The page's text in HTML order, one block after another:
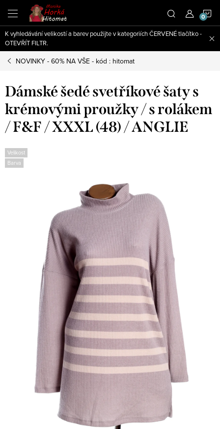
obsah
K vyhledávání velikostí a barev použijte v kategoriích ČERVENÉ tlačítko -
OTEVŘÍT FILTR.
NOVINKY - 60% NA VŠE - kód : hitomat
Dámské šedé svetříkové šaty s
krémovými proužky / s rolákem
/ F&F / XXXL (48) / ANGLIE
Velikost
Barva